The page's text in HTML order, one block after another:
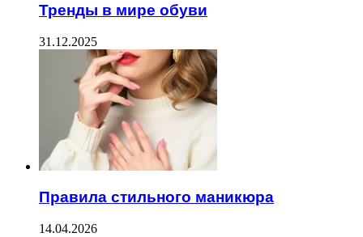
Тренды в мире обуви
31.12.2025
Правила стильного маникюра
14.04.2026